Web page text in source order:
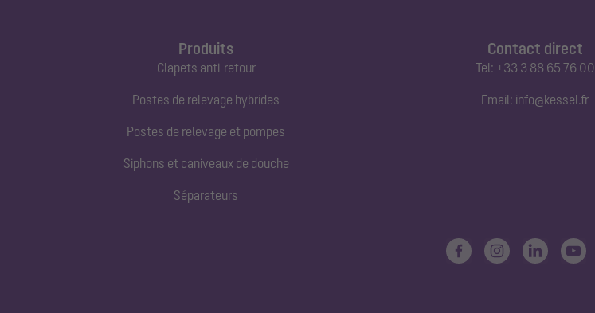
Produits
Clapets anti-retour
Postes de relevage hybrides
Postes de relevage et pompes
Siphons et caniveaux de douche
Séparateurs
Contact direct
Tel: +33 3 88 65 76 00
Email: info@kessel.fr